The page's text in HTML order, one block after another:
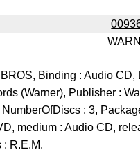
Binding : Audio CD,
(Warner), Publisher :
: 3,
medium : Audio CD,
: R.E.M.